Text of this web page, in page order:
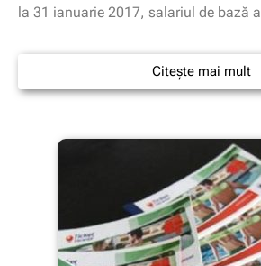
la 31 ianuarie 2017, salariul de bază
Citește mai mult